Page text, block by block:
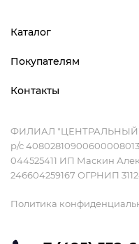
Каталог
Покупателям
Контакты
ФИЛИАЛ
р/с
044525411 ИП Маскин
246604259167 ОГРНИП
Политика